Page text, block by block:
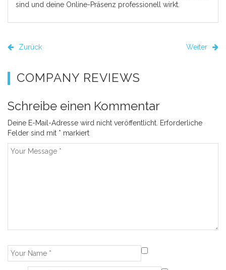
sind und deine Online-Präsenz professionell wirkt.
Zurück Weiter
COMPANY REVIEWS
Schreibe einen Kommentar
Deine E-Mail-Adresse wird nicht veröffentlicht. Erforderliche
Felder sind mit * markiert